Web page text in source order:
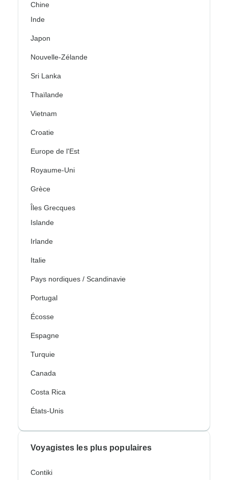
Chine
Inde
Japon
Nouvelle-Zélande
Sri Lanka
Thaïlande
Vietnam
Croatie
Europe de l'Est
Royaume-Uni
Grèce
Îles Grecques
Islande
Irlande
Italie
Pays nordiques / Scandinavie
Portugal
Écosse
Espagne
Turquie
Canada
Costa Rica
États-Unis
Voyagistes les plus populaires
Contiki